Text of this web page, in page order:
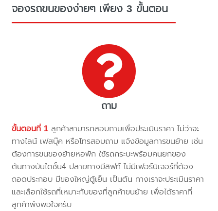
จองรถขนของง่ายๆ เพียง 3 ขั้นตอน
ถาม
ขั้นตอนที่ 1 ลูกค้าสามารถสอบถามเพื่อประเมินราคา ไม่ว่าจะ
ทางไลน์ เฟสบุ๊ค หรือโทรสอบถาม แจ้งข้อมูลการขนย้าย เช่น
ต้องการขนของย้ายหอพัก ใช้รถกระบะพร้อมคนยกของ
ต้นทางบันไดชั้น4 ปลายทางมีลิฟท์ ไม่มีเฟอร์นิเจอร์ที่ต้อง
ถอดประกอบ มีของใหญ่ตู้เย็น เป็นต้น ทางเราจะประเมินราคา
และเลือกใช้รถที่เหมาะกับของที่ลูกค้าขนย้าย เพื่อได้ราคาที่
ลูกค้าพึงพอใจครับ